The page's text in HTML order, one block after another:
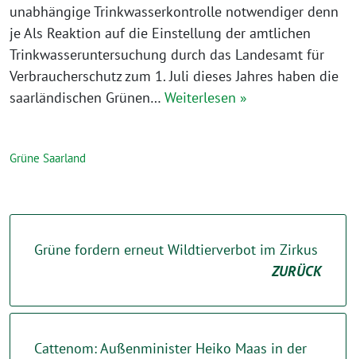
unabhängige Trinkwasserkontrolle notwendiger denn
je Als Reaktion auf die Einstellung der amtlichen
Trinkwasseruntersuchung durch das Landesamt für
Verbraucherschutz zum 1. Juli dieses Jahres haben die
saarländischen Grünen… Weiterlesen »
Grüne Saarland
Grüne fordern erneut Wildtierverbot im Zirkus
ZURÜCK
Cattenom: Außenminister Heiko Maas in der